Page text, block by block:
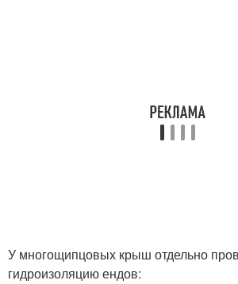
У многощипцовых крыш отдельно
гидроизоляцию ендов: